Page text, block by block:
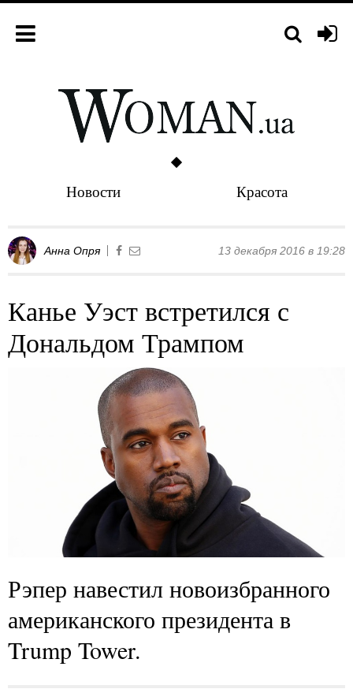
Новости Красота
Анна Опря 13 декабря 2016 в 19:28
Канье Уэст встретился с
Дональдом Трампом
Рэпер навестил новоизбранного
американского президента в
Trump Tower.